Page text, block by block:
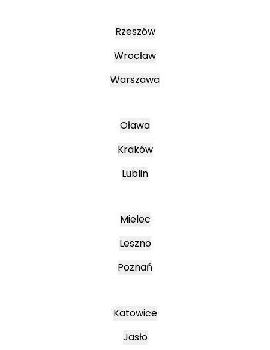
Rzeszów
Wrocław
Warszawa
Oława
Kraków
Lublin
Mielec
Leszno
Poznań
Katowice
Jasło